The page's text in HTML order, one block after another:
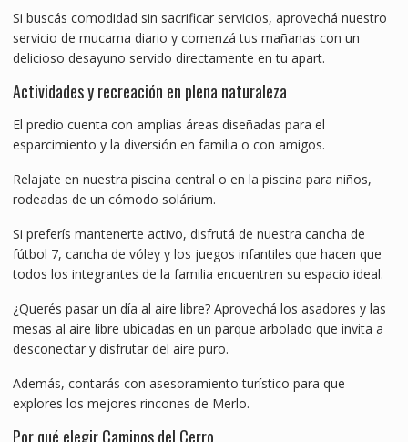
Si buscás comodidad sin sacrificar servicios, aprovechá nuestro
servicio de mucama diario y comenzá tus mañanas con un
delicioso desayuno servido directamente en tu apart.
Actividades y recreación en plena naturaleza
El predio cuenta con amplias áreas diseñadas para el
esparcimiento y la diversión en familia o con amigos.
Relajate en nuestra piscina central o en la piscina para niños,
rodeadas de un cómodo solárium.
Si preferís mantenerte activo, disfrutá de nuestra cancha de
fútbol 7, cancha de vóley y los juegos infantiles que hacen que
todos los integrantes de la familia encuentren su espacio ideal.
¿Querés pasar un día al aire libre? Aprovechá los asadores y las
mesas al aire libre ubicadas en un parque arbolado que invita a
desconectar y disfrutar del aire puro.
Además, contarás con asesoramiento turístico para que
explores los mejores rincones de Merlo.
Por qué elegir Caminos del Cerro